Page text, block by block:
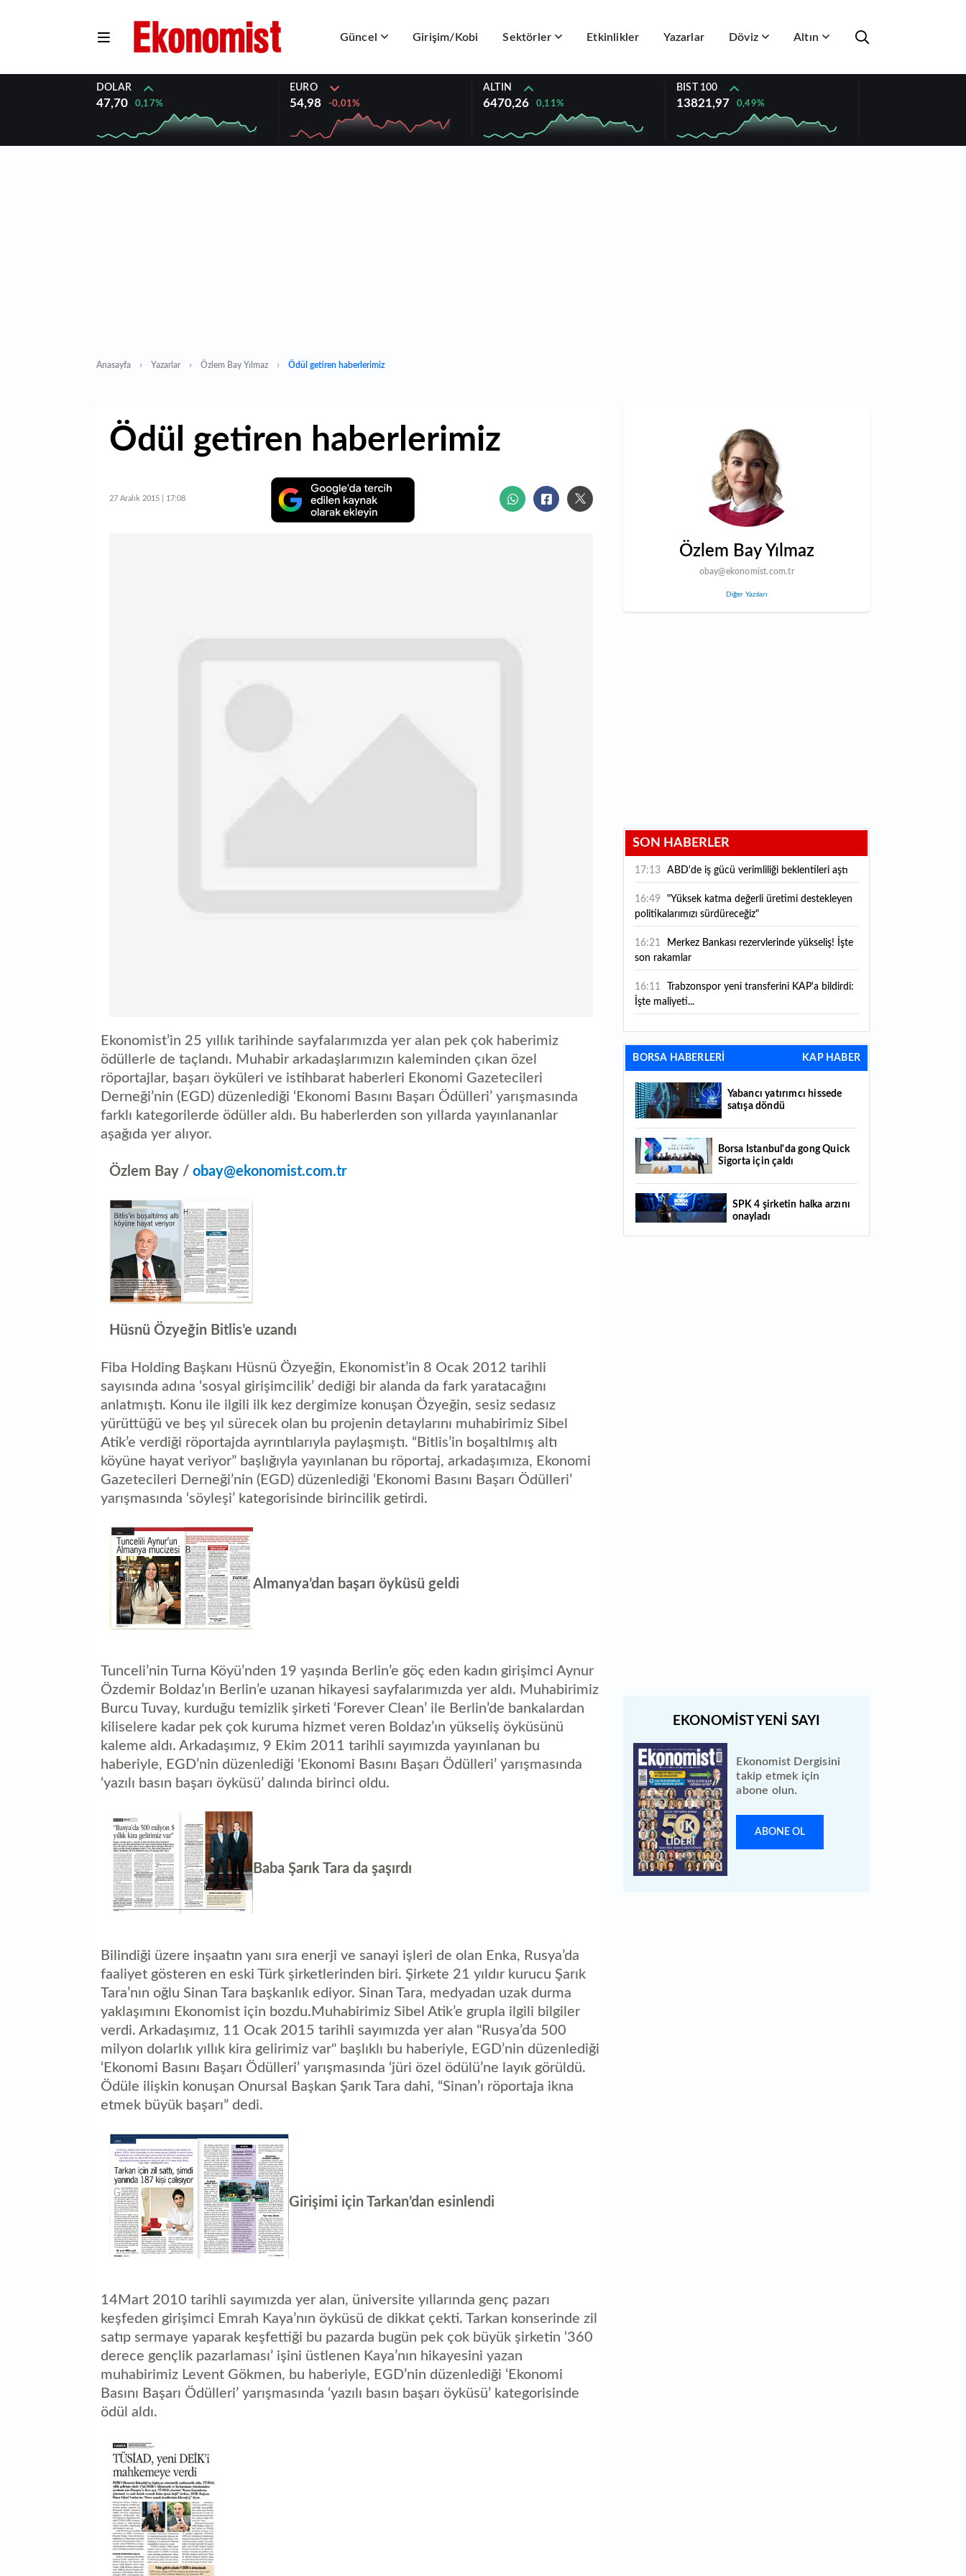
Güncel Girişim/Kobi Sektörler Etkinlikler Yazarlar Döviz Altın
DOLAR
47,70 0,17%
EURO
54,98 -0,01%
ALTIN
6470,26 0,11%
BIST 100
13821,97 0,49%
Anasayfa Yazarlar Özlem Bay Yılmaz Ödül getiren haberlerimiz
Ödül getiren haberlerimiz
27 Aralık 2015 | 17:08
Ekonomist’in 25 yıllık tarihinde sayfalarımızda yer alan pek çok haberimiz
ödüllerle de taçlandı. Muhabir arkadaşlarımızın kaleminden çıkan özel
röportajlar, başarı öyküleri ve istihbarat haberleri Ekonomi Gazetecileri
Derneği’nin (EGD) düzenlediği ‘Ekonomi Basını Başarı Ödülleri’ yarışmasında
farklı kategorilerde ödüller aldı. Bu haberlerden son yıllarda yayınlananlar
aşağıda yer alıyor.
Özlem Bay / obay@ekonomist.com.tr
Hüsnü Özyeğin Bitlis’e uzandı
Fiba Holding Başkanı Hüsnü Özyeğin, Ekonomist’in 8 Ocak 2012 tarihli
sayısında adına ‘sosyal girişimcilik’ dediği bir alanda da fark yaratacağını
anlatmıştı. Konu ile ilgili ilk kez dergimize konuşan Özyeğin, sesiz sedasız
yürüttüğü ve beş yıl sürecek olan bu projenin detaylarını muhabirimiz Sibel
Atik’e verdiği röportajda ayrıntılarıyla paylaşmıştı. “Bitlis’in boşaltılmış altı
köyüne hayat veriyor” başlığıyla yayınlanan bu röportaj, arkadaşımıza, Ekonomi
Gazetecileri Derneği’nin (EGD) düzenlediği ‘Ekonomi Basını Başarı Ödülleri’
yarışmasında ‘söyleşi’ kategorisinde birincilik getirdi.
Almanya’dan başarı öyküsü geldi
Tunceli’nin Turna Köyü’nden 19 yaşında Berlin’e göç eden kadın girişimci Aynur
Özdemir Boldaz’ın Berlin’e uzanan hikayesi sayfalarımızda yer aldı. Muhabirimiz
Burcu Tuvay, kurduğu temizlik şirketi ‘Forever Clean’ ile Berlin’de bankalardan
kiliselere kadar pek çok kuruma hizmet veren Boldaz’ın yükseliş öyküsünü
kaleme aldı. Arkadaşımız, 9 Ekim 2011 tarihli sayımızda yayınlanan bu
haberiyle, EGD’nin düzenlediği ‘Ekonomi Basını Başarı Ödülleri’ yarışmasında
‘yazılı basın başarı öyküsü’ dalında birinci oldu.
Baba Şarık Tara da şaşırdı
Bilindiği üzere inşaatın yanı sıra enerji ve sanayi işleri de olan Enka, Rusya’da
faaliyet gösteren en eski Türk şirketlerinden biri. Şirkete 21 yıldır kurucu Şarık
Tara’nın oğlu Sinan Tara başkanlık ediyor. Sinan Tara, medyadan uzak durma
yaklaşımını Ekonomist için bozdu.Muhabirimiz Sibel Atik’e grupla ilgili bilgiler
verdi. Arkadaşımız, 11 Ocak 2015 tarihli sayımızda yer alan "Rusya’da 500
milyon dolarlık yıllık kira gelirimiz var" başlıklı bu haberiyle, EGD’nin düzenlediği
‘Ekonomi Basını Başarı Ödülleri’ yarışmasında ‘jüri özel ödülü’ne layık görüldü.
Ödüle ilişkin konuşan Onursal Başkan Şarık Tara dahi, “Sinan’ı röportaja ikna
etmek büyük başarı” dedi.
Girişimi için Tarkan’dan esinlendi
14Mart 2010 tarihli sayımızda yer alan, üniversite yıllarında genç pazarı
keşfeden girişimci Emrah Kaya’nın öyküsü de dikkat çekti. Tarkan konserinde zil
satıp sermaye yaparak keşfettiği bu pazarda bugün pek çok büyük şirketin ‘360
derece gençlik pazarlaması’ işini üstlenen Kaya’nın hikayesini yazan
muhabirimiz Levent Gökmen, bu haberiyle, EGD’nin düzenlediği ‘Ekonomi
Basını Başarı Ödülleri’ yarışmasında ‘yazılı basın başarı öyküsü’ kategorisinde
ödül aldı.
Özlem Bay Yılmaz
obay@ekonomist.com.tr
Diğer Yazıları
SON HABERLER
17:13 ABD'de iş gücü verimliliği beklentileri aştı
16:49
"Yüksek katma değerli üretimi destekleyen
politikalarımızı sürdüreceğiz"
16:21
son rakamlar
16:11
İşte maliyeti...
16:09 TMO 2026-2027 fındık alım fiyatlarını
açıkladı!
geriledi
15:07 Yabancı yatırımcı hissede satışa döndü
14:39
liraya geriledi
14:29 Türkiye'de her 4 kişiden 3'ü internet
bankacılığı kullanıyor
14:26 Türkiye'nin 2026 dijital karnesi: En çok
BORSA HABERLERİ KAP HABER
Yabancı yatırımcı hissede
satışa döndü
Borsa İstanbul'da gong Quick
Sigorta için çaldı
SPK 4 şirketin halka arzını
onayladı
Ekonomist Dergisini
takip etmek için
abone olun.
ABONE OL